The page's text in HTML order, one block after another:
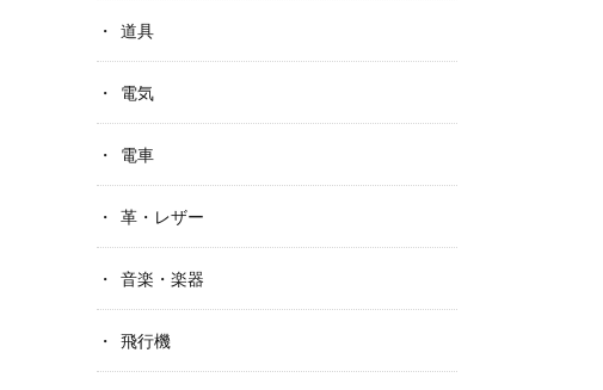
道具
電気
電車
革・レザー
音楽・楽器
飛行機